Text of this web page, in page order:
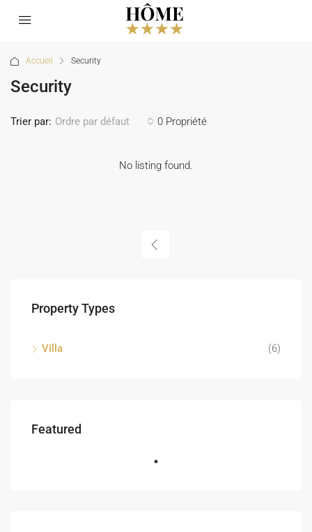
Accueil Security
Security
0 Propriété
Trier par: Ordre par défaut
No listing found.
Property Types
Villa (6)
Featured